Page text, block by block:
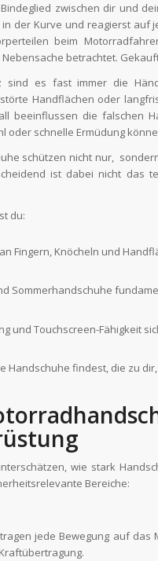
zwischen dir und
in der Kurve und reagierst
beim
betrachtet.
sind es fast immer die
Handflächen oder
beeinflussen die falschen
oder schnelle Ermüdung
schützen nicht nur,
ist dabei nicht das
du:
Fingern, Knöcheln und
Sommerhandschuhe
und Touchscreen-Fähigkeit
Handschuhe findest, die zu
wie stark
Bereiche:
jede Bewegung auf das